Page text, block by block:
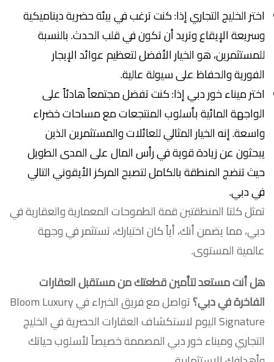
اختر الخليج التجاري إذا: كنت ترغب في بيئة حضرية ديناميكية
وسريعة الإيقاع وتريد أن تكون في قلب الحدث. بالنسبة
للمستثمرين، هو الخيار الأفضل لتعظيم عوائد الإيجار
الفورية والحفاظ على سيولة عالية.
اختر ميناء خور دبي إذا: كنت تفضل مجتمعاً هادئاً على
الواجهة المائية بأسلوب المنتجعات مع مساحات خضراء
واسعة. إنه الخيار المثالي للعائلات والمستثمرين الذين
يبحثون عن زيادة قوية في رأس المال على المدى الطويل
حيث تنضج المنطقة بالكامل لتصبح المركز الأيقوني التالي
في دبي.
تمثل كلتا المنطقتين قمة الطموحات المعمارية والعقارية في
دبي، مما يضمن أنك، أياً كان اختيارك، تستثمر في وجهة
عالمية المستوى.
هل أنت مستعد لتأمين قطعتك من مستقبل العقارات
الفاخرة في دبي؟
تواصل مع فريق الخبراء في Bloom Luxury
Signature اليوم لاستكشاف العقارات الحصرية في الخليج
التجاري وميناء خور دبي المصممة خصيصاً لأسلوب حياتك